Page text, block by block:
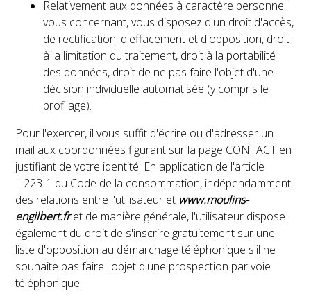
Relativement aux données à caractère personnel
vous concernant, vous disposez d'un droit d'accès,
de rectification, d'effacement et d'opposition, droit
à la limitation du traitement, droit à la portabilité
des données, droit de ne pas faire l'objet d'une
décision individuelle automatisée (y compris le
profilage).
Pour l'exercer, il vous suffit d'écrire ou d'adresser un
mail aux coordonnées figurant sur la page CONTACT en
justifiant de votre identité. En application de l'article
L.223-1 du Code de la consommation, indépendamment
des relations entre l'utilisateur et www.moulins-
engilbert.fret de manière générale, l'utilisateur dispose
également du droit de s'inscrire gratuitement sur une
liste d'opposition au démarchage téléphonique s'il ne
souhaite pas faire l'objet d'une prospection par voie
téléphonique.